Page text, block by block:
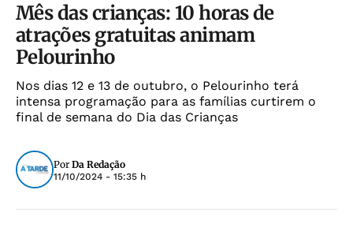
Mês das crianças: 10 horas de
atrações gratuitas animam
Pelourinho
Nos dias 12 e 13 de outubro, o Pelourinho terá
intensa programação para as famílias curtirem o
final de semana do Dia das Crianças
Por Da Redação
11/10/2024 - 15:35 h